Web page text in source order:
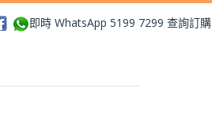
即時 WhatsApp 5199 7299 查詢訂購